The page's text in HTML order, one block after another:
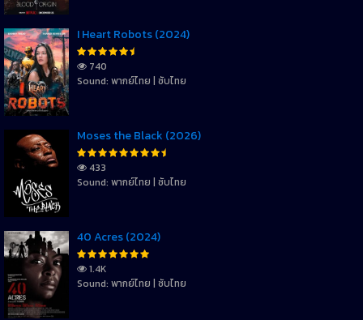
I Heart Robots (2024)
740
Sound: พากย์ไทย | ซับไทย
Moses the Black (2026)
433
Sound: พากย์ไทย | ซับไทย
40 Acres (2024)
1.4K
Sound: พากย์ไทย | ซับไทย